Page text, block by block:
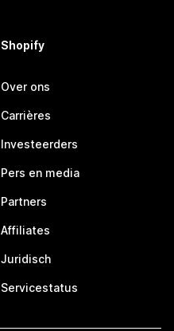
Shopify
Over ons
Carrières
Investeerders
Pers en media
Partners
Affiliates
Juridisch
Servicestatus